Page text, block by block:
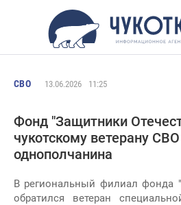
СВО 13.06.2026 11:25
Фонд "Защитники
чукотскому ветерану
однополчанина
В региональный филиал фонда
обратился ветеран